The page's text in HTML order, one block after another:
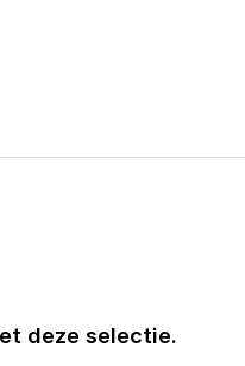
deze selectie.